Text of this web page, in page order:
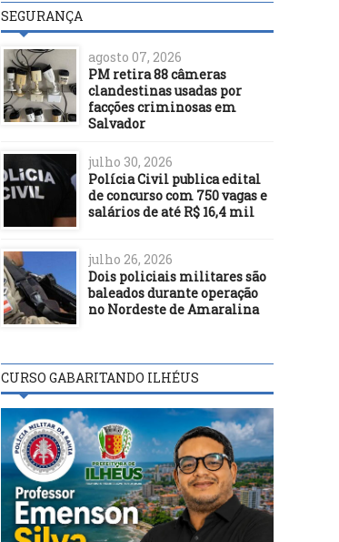
SEGURANÇA
agosto 07, 2026
PM retira 88 câmeras
clandestinas usadas por
facções criminosas em
Salvador
julho 30, 2026
Polícia Civil publica edital
de concurso com 750 vagas e
salários de até R$ 16,4 mil
julho 26, 2026
Dois policiais militares são
baleados durante operação
no Nordeste de Amaralina
CURSO GABARITANDO ILHÉUS